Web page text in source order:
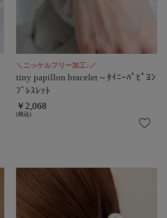
＼ニッケルフリー加工♪／
tiny papillon bracelet～ﾀｲﾆｰﾊﾟﾋﾟﾖﾝ
ﾌﾞﾚｽﾚｯﾄ
￥2,068
(税込)